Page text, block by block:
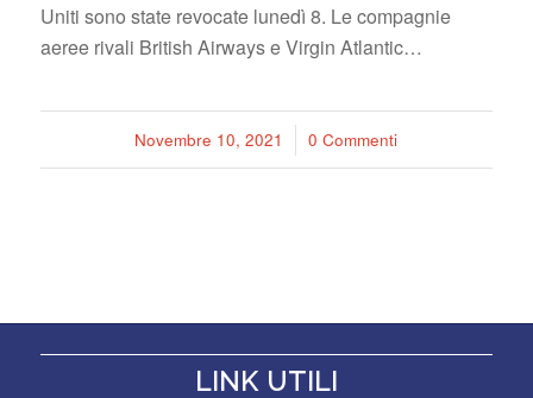
Uniti sono state revocate lunedì 8. Le compagnie
aeree rivali British Airways e Virgin Atlantic…
Novembre 10, 2021
/ 0 Commenti
LINK UTILI